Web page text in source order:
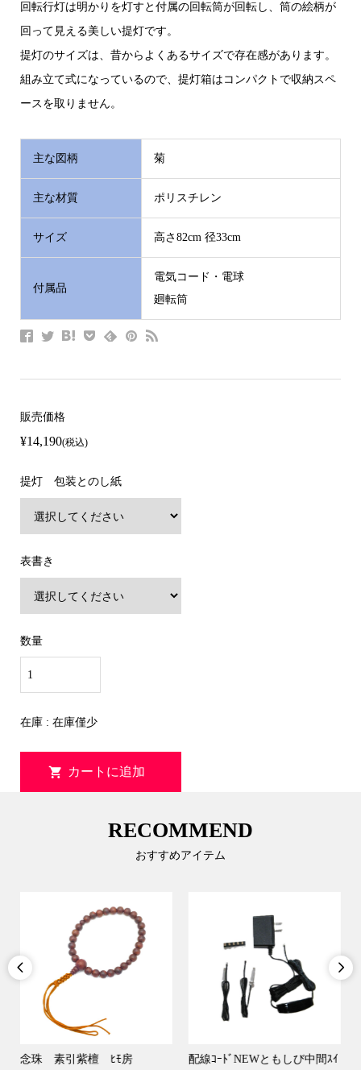
回転行灯は明かりを灯すと付属の回転筒が回転し、筒の絵柄が
回って見える美しい提灯です。
提灯のサイズは、昔からよくあるサイズで存在感があります。
組み立て式になっているので、提灯箱はコンパクトで収納スペ
ースを取りません。
主な図柄 菊
主な材質 ポリスチレン
サイズ 高さ82cm 径33cm
付属品
電気コード・電球
廻転筒
販売価格
¥14,190(税込)
提灯 包装とのし紙
表書き
数量
在庫 : 在庫僅少
RECOMMEND
おすすめアイテム

念珠 素引紫檀 ﾋﾓ房
配線ｺｰﾄﾞNEWともしび中間ｽｲ
